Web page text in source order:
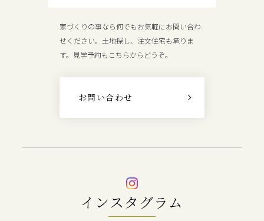
インスタグラム
家づくりの事なら何でもお気軽にお問い合わ
せください。土地探し、注文住宅も承りま
す。見学予約もこちらからどうぞ。
お問い合わせ